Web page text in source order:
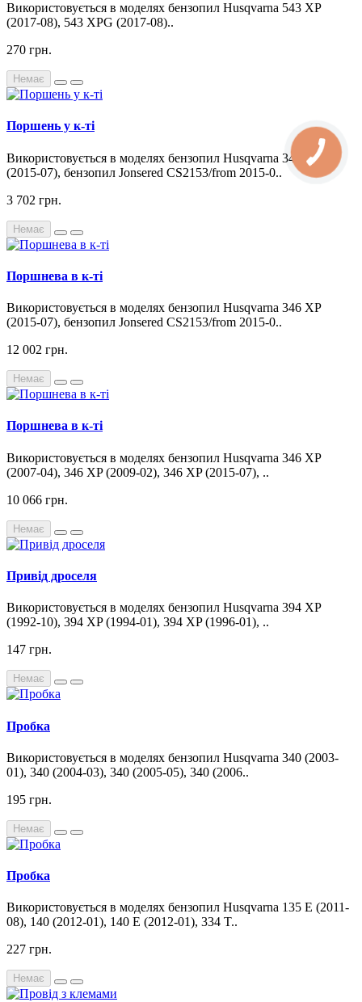
Використовується в моделях бензопил Husqvarna 543 XP
(2017-08), 543 XPG (2017-08)..
270 грн.
Немає
Поршень у к-ті
Використовується в моделях бензопил Husqvarna 346 XP
(2015-07), бензопил Jonsered CS2153/from 2015-0..
3 702 грн.
Немає
Поршнева в к-ті
Використовується в моделях бензопил Husqvarna 346 XP
(2015-07), бензопил Jonsered CS2153/from 2015-0..
12 002 грн.
Немає
Поршнева в к-ті
Використовується в моделях бензопил Husqvarna 346 XP
(2007-04), 346 XP (2009-02), 346 XP (2015-07), ..
10 066 грн.
Немає
Привід дроселя
Використовується в моделях бензопил Husqvarna 394 XP
(1992-10), 394 XP (1994-01), 394 XP (1996-01), ..
147 грн.
Немає
Пробка
Використовується в моделях бензопил Husqvarna 340 (2003-
01), 340 (2004-03), 340 (2005-05), 340 (2006..
195 грн.
Немає
Пробка
Використовується в моделях бензопил Husqvarna 135 E (2011-
08), 140 (2012-01), 140 E (2012-01), 334 T..
227 грн.
Немає